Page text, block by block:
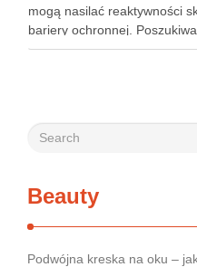
mogą nasilać reaktywności
bariery ochronnej.
bywa dla wielu pacjentów
Beauty
Podwójna kreska na oku –